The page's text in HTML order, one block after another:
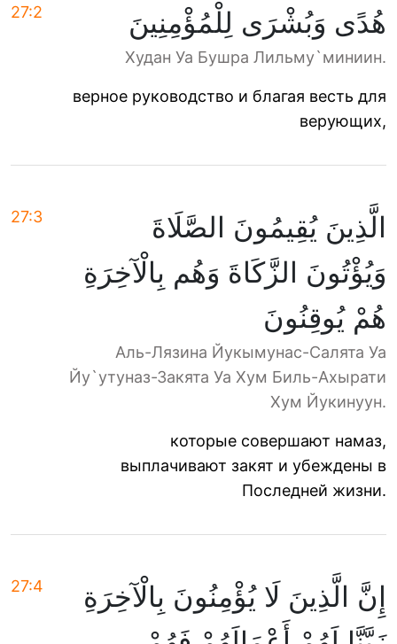
27:2 هُدًى وَبُشْرَى لِلْمُؤْمِنِينَ
Худан Уа Бушра Лильму`миниин.
верное руководство и благая весть для
верующих,
27:3
الَّذِينَ يُقِيمُونَ الصَّلَاةَ
وَيُؤْتُونَ الزَّكَاةَ وَهُم بِالْآخِرَةِ
هُمْ يُوقِنُونَ
Аль-Лязина Йукымунас-Салята Уа
Йу`утуназ-Закята Уа Хум Биль-Ахырати
Хум Йукинуун.
которые совершают намаз,
выплачивают закят и убеждены в
Последней жизни.
27:4
إِنَّ الَّذِينَ لَا يُؤْمِنُونَ بِالْآخِرَةِ